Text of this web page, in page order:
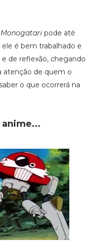
pode até
é bem trabalhado e
de reflexão, chegando
atenção de quem o
o que ocorrerá na